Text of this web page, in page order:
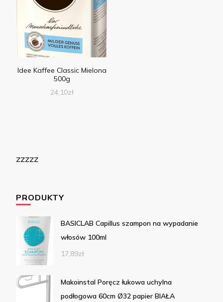
Idee Kaffee Classic Mielona
500g
24,10zł
zzzzz
PRODUKTY
BASICLAB Capillus szampon na wypadanie
włosów 100ml
17,89zł
Makoinstal Poręcz łukowa uchylna
podłogowa 60cm Ø32 papier BIAŁA